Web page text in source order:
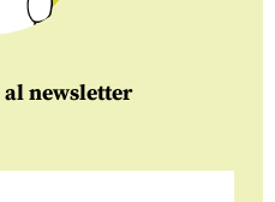
al newsletter